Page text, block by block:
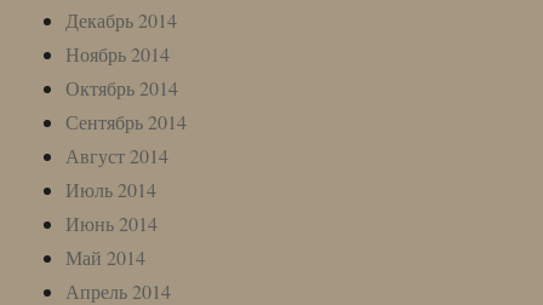
Декабрь 2014
Ноябрь 2014
Октябрь 2014
Сентябрь 2014
Август 2014
Июль 2014
Июнь 2014
Май 2014
Апрель 2014